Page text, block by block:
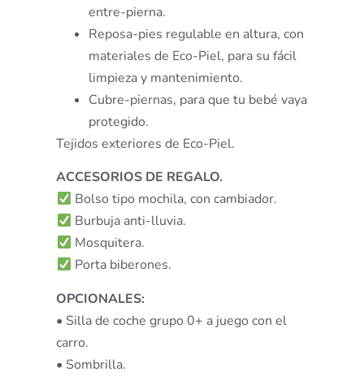
entre-pierna.
Reposa-pies regulable en altura, con
materiales de Eco-Piel, para su fácil
limpieza y mantenimiento.
Cubre-piernas, para que tu bebé vaya
protegido.
Tejidos exteriores de Eco-Piel.
ACCESORIOS DE REGALO.
Bolso tipo mochila, con cambiador.
Burbuja anti-lluvia.
Mosquitera.
Porta biberones.
OPCIONALES:
• Silla de coche grupo 0+ a juego con el
carro.
• Sombrilla.